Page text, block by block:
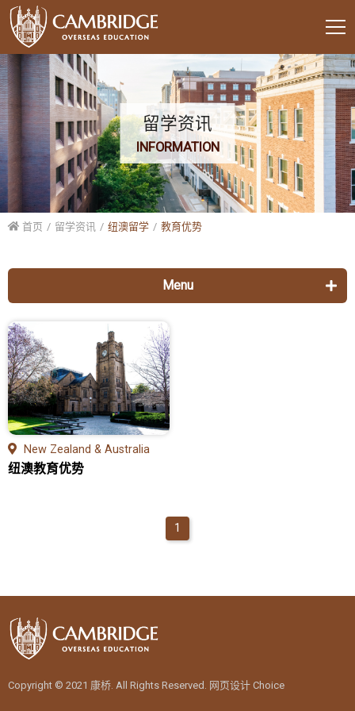
留学资讯
INFORMATION
首页 留学资讯 纽澳留学 教育优势
Menu
各校列表
教育优势
学位申请
留学生活
教育优势
学位申请
热门领域
留学生活
New Zealand & Australia
纽澳教育优势
1
Copyright © 2021 康桥. All Rights Reserved. 网页设计 Choice